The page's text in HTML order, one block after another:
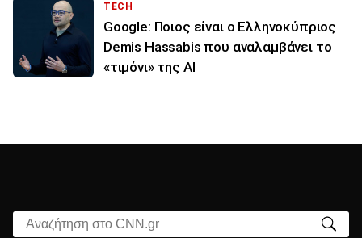
TECH
Google: Ποιος είναι ο Ελληνοκύπριος
Demis Hassabis που αναλαμβάνει το
«τιμόνι» της ΑΙ
Αναζήτηση στο CNN.gr